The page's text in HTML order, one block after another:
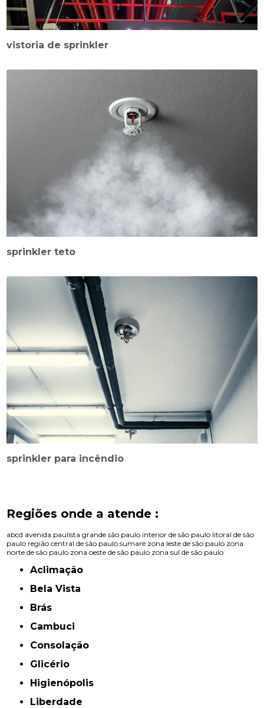
vistoria de sprinkler
sprinkler teto
sprinkler para incêndio
Regiões onde a atende :
abcd avenida paulista grande são paulo interior de são paulo litoral de são
paulo região central de são paulo sumaré zona leste de são paulo zona
norte de são paulo zona oeste de são paulo zona sul de são paulo
Aclimação
Bela Vista
Brás
Cambuci
Consolação
Glicério
Higienópolis
Liberdade